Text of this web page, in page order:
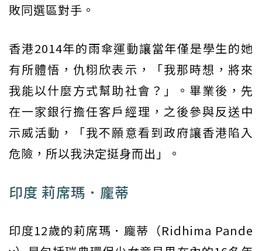
敗同選區對手。
香港2014年的雨傘運動讓當年僅是學生的她
有所體悟，仇栩欣表示，「我那時想，將來
我能以什麼方式幫助社會？」。畢業後，先
在一家銀行擔任客戶經理，之後參與反送中
示威活動，「我不願意看到政府讓香港陷入
危險，所以我決定挺身而出」。
印度 莉席瑪．龐蒂
印度12歲的莉席瑪．龐蒂（Ridhima Pande